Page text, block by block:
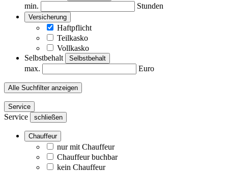
min. Stunden
Versicherung
Haftpflicht
Teilkasko
Vollkasko
Selbstbehalt
Selbstbehalt
max. Euro
Alle Suchfilter anzeigen
Service
Service schließen
Chauffeur
nur mit Chauffeur
Chauffeur buchbar
kein Chauffeur